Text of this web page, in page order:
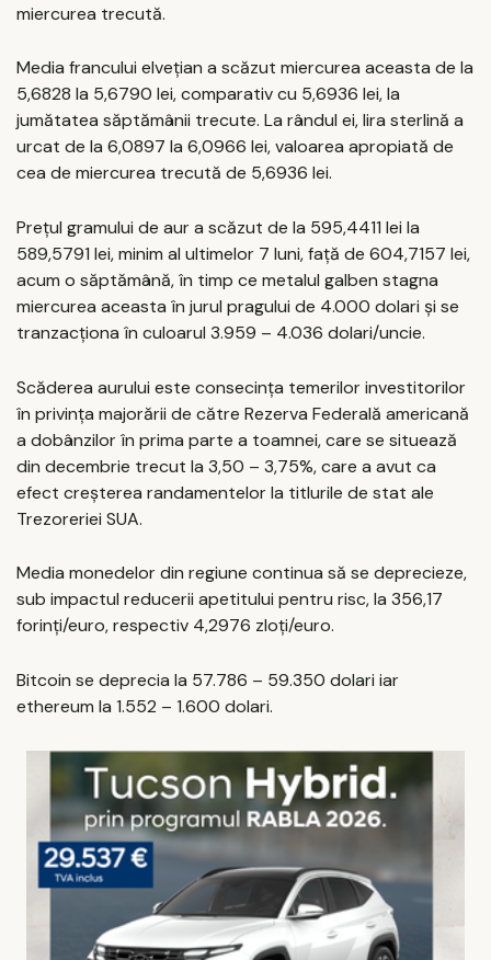
miercurea trecută.
Media francului elvețian a scăzut miercurea aceasta de la
5,6828 la 5,6790 lei, comparativ cu 5,6936 lei, la
jumătatea săptămânii trecute. La rândul ei, lira sterlină a
urcat de la 6,0897 la 6,0966 lei, valoarea apropiată de
cea de miercurea trecută de 5,6936 lei.
Prețul gramului de aur a scăzut de la 595,4411 lei la
589,5791 lei, minim al ultimelor 7 luni, față de 604,7157 lei,
acum o săptămână, în timp ce metalul galben stagna
miercurea aceasta în jurul pragului de 4.000 dolari și se
tranzacționa în culoarul 3.959 – 4.036 dolari/uncie.
Scăderea aurului este consecința temerilor investitorilor
în privința majorării de către Rezerva Federală americană
a dobânzilor în prima parte a toamnei, care se situează
din decembrie trecut la 3,50 – 3,75%, care a avut ca
efect creșterea randamentelor la titlurile de stat ale
Trezoreriei SUA.
Media monedelor din regiune continua să se deprecieze,
sub impactul reducerii apetitului pentru risc, la 356,17
forinți/euro, respectiv 4,2976 zloți/euro.
Bitcoin se deprecia la 57.786 – 59.350 dolari iar
ethereum la 1.552 – 1.600 dolari.